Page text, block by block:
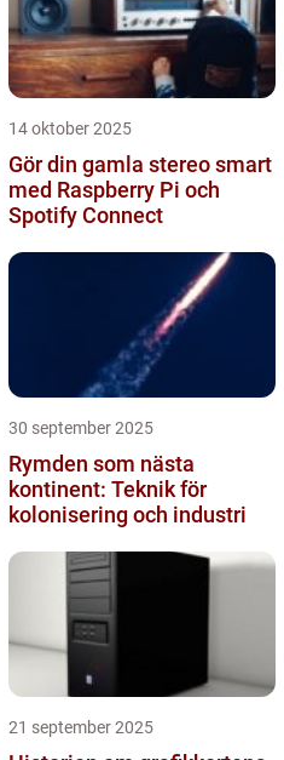
14 oktober 2025
Gör din gamla stereo smart
med Raspberry Pi och
Spotify Connect
30 september 2025
Rymden som nästa
kontinent: Teknik för
kolonisering och industri
21 september 2025